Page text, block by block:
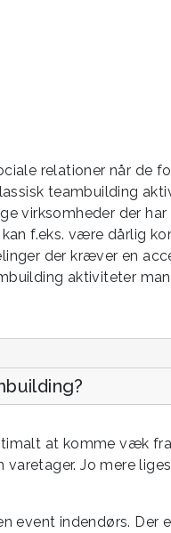
relationer når de
teambuilding
virksomheder der
f.eks. være dårlig
der kræver en
aktiviteter
at komme væk
Jo mere
event indendørs. Der